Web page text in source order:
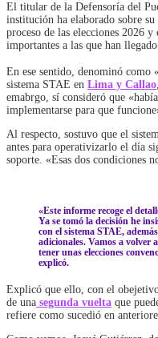
El titular de la Defensoría del
institución ha elaborado sobre
proceso de las elecciones 2026 y
importantes a las que han
En ese sentido, denominó como
sistema STAE en Lima y Callao
emabrgo, sí consideró que
implementarse para que
Al respecto, sostuvo que el
antes para operativizarlo el día
soporte. «Esas dos condiciones
«Este informe recoge el
Ya se tomó la decisión he
con el sistema STAE,
adicionales. Vamos a volver
tener unas elecciones
explicó.
Explicó que ello, con el
de una segunda vuelta que
refiere como sucedió en